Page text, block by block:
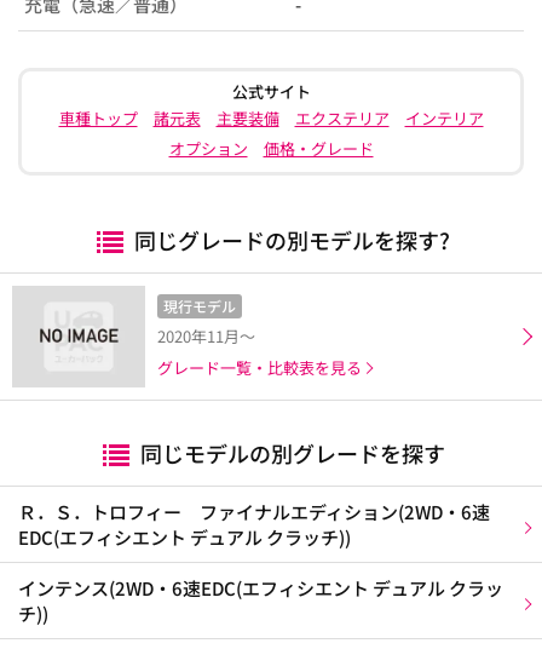
公式サイト
車種トップ
諸元表 主要装備 エクステリア
インテリア
オプション
価格・グレード
同じグレードの別モデルを探す?
現行モデル
2020年11月～
グレード一覧・比較表を見る
同じモデルの別グレードを探す
Ｒ．Ｓ．トロフィー ファイナルエディション(2WD・6速
EDC(エフィシエント デュアル クラッチ))
インテンス(2WD・6速EDC(エフィシエント デュアル クラッ
チ))